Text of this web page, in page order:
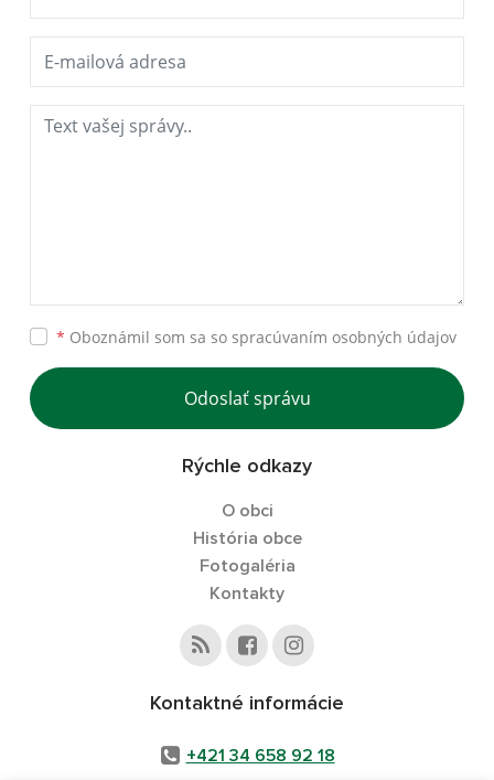
* Oboznámil som sa so spracúvaním osobných údajov
Odoslať správu
Rýchle odkazy
O obci
História obce
Fotogaléria
Kontakty
Kontaktné informácie
+421 34 658 92 18